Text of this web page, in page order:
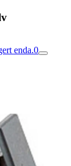
enda.0